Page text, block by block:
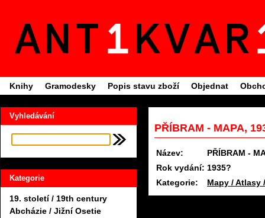
Knihy Gramodesky Popis stavu zboží Objednat
Vyhledávání
Kategorie
19. století / 19th century
Abcházie / Jižní Osetie
PŘÍBRAM - MAPA,
Název:
PŘÍBRAM -
Rok vydání: 1935?
Kategorie:
Mapy / Atlasy